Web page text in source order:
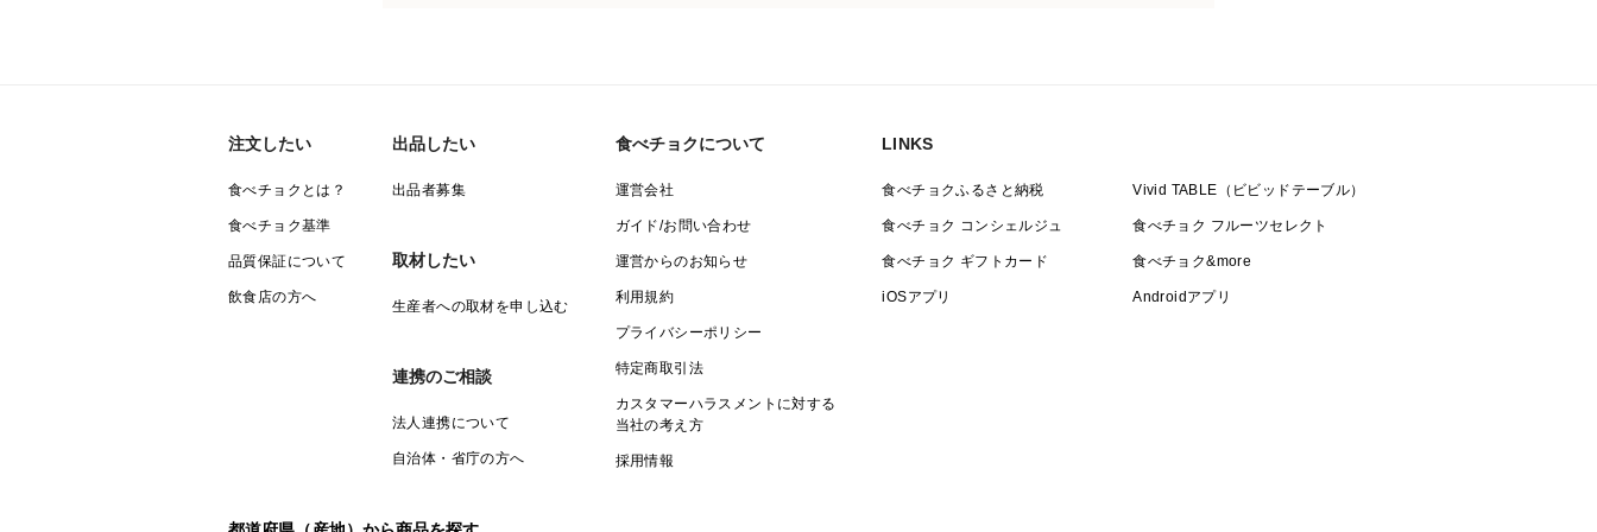
注文したい
食べチョクとは？
食べチョク基準
品質保証について
飲食店の方へ
出品したい
出品者募集
取材したい
生産者への取材を申し込む
連携のご相談
法人連携について
自治体・省庁の方へ
食べチョクについて
運営会社
ガイド/お問い合わせ
運営からのお知らせ
利用規約
プライバシーポリシー
特定商取引法
カスタマーハラスメントに対する
当社の考え方
採用情報
LINKS
食べチョクふるさと納税 Vivid TABLE（ビビッドテーブル）
食べチョク コンシェルジュ 食べチョク フルーツセレクト
食べチョク ギフトカード 食べチョク&more
iOSアプリ Androidアプリ